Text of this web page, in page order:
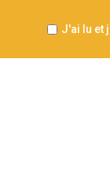
J'ai lu et